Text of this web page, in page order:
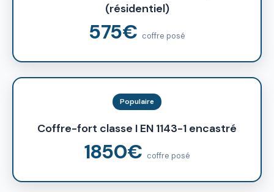
(résidentiel)
575€ coffre posé
Populaire
Coffre-fort classe I EN 1143-1 encastré
1850€ coffre posé